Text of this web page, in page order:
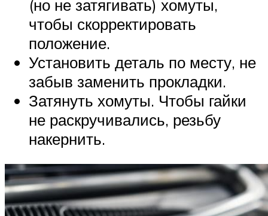
(но не затягивать) хомуты,
чтобы скорректировать
положение.
Установить деталь по месту, не
забыв заменить прокладки.
Затянуть хомуты. Чтобы гайки
не раскручивались, резьбу
накернить.